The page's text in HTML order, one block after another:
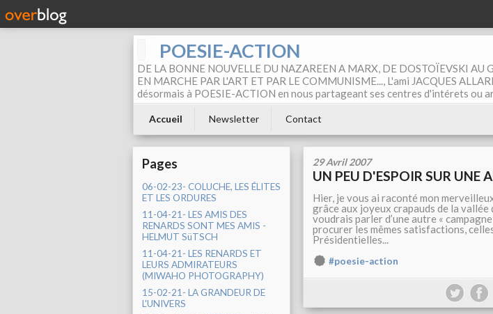
POESIE-ACTION
DE LA BONNE NOUVELLE DU NAZAREEN A MARX, DE DOSTOÏEVSKI AU
EN MARCHE PAR L'ART ET PAR LE COMMUNISME..., L'ami JACQUES
désormais à POESIE-ACTION en nous partageant ses centres d'intérets ou
Accueil Newsletter Contact
Pages
06-02-23- COLUCHE, LES ÉLITES
ET LES ORDURES
11-04-21- LES AMIS DES
RENARDS SONT MES AMIS -
HELMUT SüTSCH
11-04-21- LES RENARDS ET
LEURS ADMIRATEURS
(MIWAHO PHOTOGRAPHY)
15-02-21- LA GRANDEUR DE
L'UNIVERS
29 Avril 2007
UN PEU D'ESPOIR SUR UNE
Hier, je vous ai raconté mon
grâce aux joyeux crapauds de la vallée
voudrais parler d’une autre «
procurer les mêmes satisfactions,
Présidentielles...
#poesie-action